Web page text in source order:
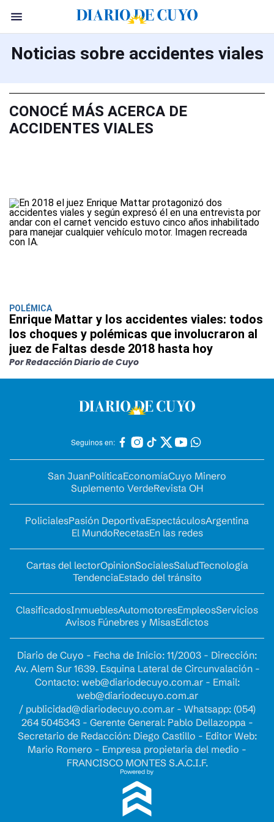
Noticias sobre accidentes viales
CONOCÉ MÁS ACERCA DE
ACCIDENTES VIALES
POLÉMICA
Enrique Mattar y los accidentes viales: todos
los choques y polémicas que involucraron al
juez de Faltas desde 2018 hasta hoy
Por Redacción Diario de Cuyo
Seguinos en:
San JuanPolíticaEconomíaCuyo Minero
Suplemento VerdeRevista OH
PolicialesPasión DeportivaEspectáculosArgentina
El MundoRecetasEn las redes
Cartas del lectorOpinionSocialesSaludTecnología
TendenciaEstado del tránsito
ClasificadosInmueblesAutomotoresEmpleosServicios
Avisos Fúnebres y MisasEdictos
Diario de Cuyo - Fecha de Inicio: 11/2003 - Dirección:
Av. Alem Sur 1639. Esquina Lateral de Circunvalación -
Contacto: web@diariodecuyo.com.ar- Email:
web@diariodecuyo.com.ar
/ publicidad@diariodecuyo.com.ar- Whatsapp: (054)
264 5045343 - Gerente General: Pablo Dellazoppa -
Secretario de Redacción: Diego Castillo - Editor Web:
Mario Romero - Empresa propietaria del medio -
FRANCISCO MONTES S.A.C.I.F.